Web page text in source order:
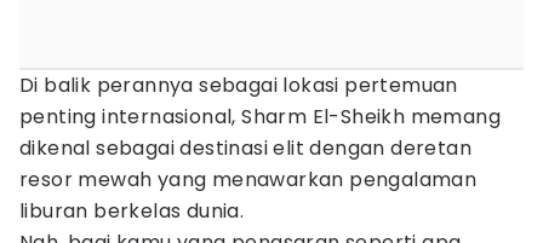
Di balik perannya sebagai lokasi pertemuan
penting internasional, Sharm El-Sheikh memang
dikenal sebagai destinasi elit dengan deretan
resor mewah yang menawarkan pengalaman
liburan berkelas dunia.